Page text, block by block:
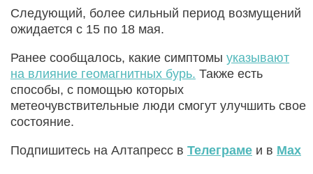
Следующий, более сильный период возмущений
ожидается с 15 по 18 мая.
Ранее сообщалось, какие симптомы указывают
на влияние геомагнитных бурь. Также есть
способы, с помощью которых
метеочувствительные люди смогут улучшить свое
состояние.
Подпишитесь на Алтапресс в Телеграме и в Max